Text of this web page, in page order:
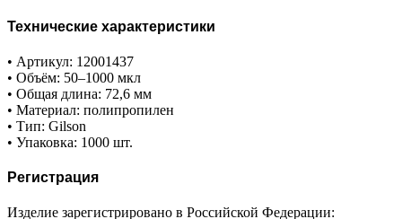
Технические характеристики
• Артикул: 12001437
• Объём: 50–1000 мкл
• Общая длина: 72,6 мм
• Материал: полипропилен
• Тип: Gilson
• Упаковка: 1000 шт.
Регистрация
Изделие зарегистрировано в Российской Федерации: